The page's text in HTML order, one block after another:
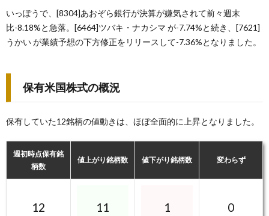
いっぽうで、[8304]あおぞら銀行が決算が嫌気されて前々週末
比-8.18%と急落。[6464]ツバキ・ナカシマ が-7.74%と続き、[7621]
うかい が業績予想の下方修正をリリースして-7.36%となりました。
保有米国株式の概況
保有していた12銘柄の値動きは、ほぼ全面的に上昇となりました。
週初時点保有銘
柄数
値上がり銘柄数 値下がり銘柄数 変わらず
12 11 1 0